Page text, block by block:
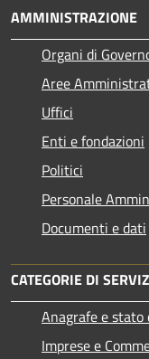
AMMINISTRAZIONE
Organi di
Aree
Uffici
Enti e fondazioni
Politici
Personale
Documenti e dati
CATEGORIE DI
Anagrafe e stato
Imprese e